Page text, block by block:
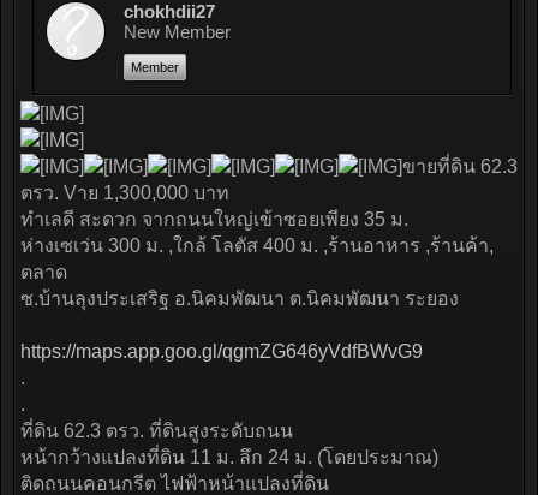
chokhdii27
New Member
Member
ขายที่ดิน 62.3
ตรว. Vาย 1,300,000 บาท
ทำเลดี สะดวก จากถนนใหญ่เข้าซอยเพียง 35 ม.
ห่างเซเว่น 300 ม. ,ใกล้ โลตัส 400 ม. ,ร้านอาหาร ,ร้านค้า,
ตลาด
ซ.บ้านลุงประเสริฐ อ.นิคมพัฒนา ต.นิคมพัฒนา ระยอง
https://maps.app.goo.gl/qgmZG646yVdfBWvG9
.
.
ที่ดิน 62.3 ตรว. ที่ดินสูงระดับถนน
หน้ากว้างแปลงที่ดิน 11 ม. ลึก 24 ม. (โดยประมาณ)
ติดถนนคอนกรีต ไฟฟ้าหน้าแปลงที่ดิน